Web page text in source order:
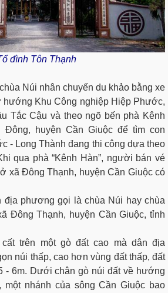
đình Tôn Thạnh
Núi nhân chuyến du khảo bằng xe
hướng Khu Công nghiệp Hiệp Phước,
Tắc Cậu và theo ngõ bến phà Kênh
Đông, huyện Cần Giuộc để tìm con
- Long Thành đang thi công dựa theo
qua phà “Kênh Hàn”, người bán vé
xã Đông Thạnh, huyện Cần Giuộc có
địa phương gọi là chùa Núi hay chùa
Đông Thạnh, huyện Cần Giuộc, tỉnh
trên một gò đất cao mà dân địa
núi thấp, cao hơn vùng đất thấp, đất
- 6m. Dưới chân gò núi đất về hướng
một nhánh của sông Cần Giuộc bao